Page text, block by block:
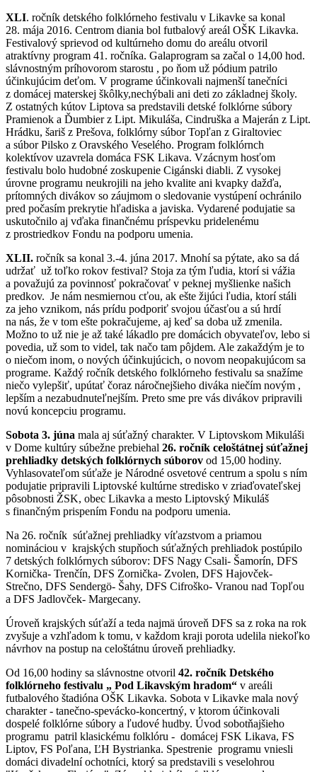
XLI. ročník detského folklórneho festivalu v Likavke sa konal
28. mája 2016. Centrom diania bol futbalový areál OŠK Likavka.
Festivalový sprievod od kultúrneho domu do areálu otvoril
atraktívny program 41. ročníka. Galaprogram sa začal o 14,00 hod.
slávnostným príhovorom starostu , po ňom už pódium patrilo
účinkujúcim deťom. V programe účinkovali najmenší tanečníci
z domácej materskej škôlky,nechýbali ani deti zo základnej školy.
Z ostatných kútov Liptova sa predstavili detské folklórne súbory
Pramienok a Ďumbier z Lipt. Mikuláša, Cindruška a Majerán z Lipt.
Hrádku, šariš z Prešova, folklórny súbor Topľan z Giraltoviec
a súbor Pilsko z Oravského Veselého. Program folklórnch
kolektívov uzavrela domáca FSK Likava. Vzácnym hosťom
festivalu bolo hudobné zoskupenie Cigánski diabli. Z vysokej
úrovne programu neukrojili na jeho kvalite ani kvapky dažďa,
prítomných divákov so záujmom o sledovanie vystúpení ochránilo
pred počasím prekrytie hľadiska a javiska. Vydarené podujatie sa
uskutočnilo aj vďaka finančnému príspevku pridelenému
z prostriedkov Fondu na podporu umenia.
XLII. ročník sa konal 3.-4. júna 2017. Mnohí sa pýtate, ako sa dá
udržať už toľko rokov festival? Stoja za tým ľudia, ktorí si vážia
a považujú za povinnosť pokračovať v peknej myšlienke našich
predkov. Je nám nesmiernou cťou, ak ešte žijúci ľudia, ktorí stáli
za jeho vznikom, nás prídu podporiť svojou účasťou a sú hrdí
na nás, že v tom ešte pokračujeme, aj keď sa doba už zmenila.
Možno to už nie je až také lákadlo pre domácich obyvateľov, lebo si
povedia, už som to videl, tak načo tam pôjdem. Ale zakaždým je to
o niečom inom, o nových účinkujúcich, o novom neopakujúcom sa
programe. Každý ročník detského folklórneho festivalu sa snažíme
niečo vylepšiť, upútať čoraz náročnejšieho diváka niečím novým ,
lepším a nezabudnuteľnejším. Preto sme pre vás divákov pripravili
novú koncepciu programu.
Sobota 3. júna mala aj súťažný charakter. V Liptovskom Mikuláši
v Dome kultúry súbežne prebiehal 26. ročník celoštátnej súťažnej
prehliadky detských folklórnych súborov od 15,00 hodiny.
Vyhlasovateľom súťaže je Národné osvetové centrum a spolu s ním
podujatie pripravili Liptovské kultúrne stredisko v zriaďovateľskej
pôsobnosti ŽSK, obec Likavka a mesto Liptovský Mikuláš
s finančným prispením Fondu na podporu umenia.
Na 26. ročník súťažnej prehliadky víťazstvom a priamou
nomináciou v krajských stupňoch súťažných prehliadok postúpilo
7 detských folklórnych súborov: DFS Nagy Csali- Šamorín, DFS
Kornička- Trenčín, DFS Zornička- Zvolen, DFS Hajovček-
Strečno, DFS Sendergö- Šahy, DFS Cifroško- Vranou nad Topľou
a DFS Jadlovček- Margecany.
Úroveň krajských súťaží a teda najmä úroveň DFS sa z roka na rok
zvyšuje a vzhľadom k tomu, v každom kraji porota udelila niekoľko
návrhov na postup na celoštátnu úroveň prehliadky.
Od 16,00 hodiny sa slávnostne otvoril 42. ročník Detského
folklórneho festivalu „ Pod Likavským hradom“ v areáli
futbalového štadióna OŠK Likavka. Sobota v Likavke mala nový
charakter - tanečno-spevácko-koncertný, v ktorom účinkovali
dospelé folklórne súbory a ľudové hudby. Úvod sobotňajšieho
programu patril klasickému folklóru - domácej FSK Likava, FS
Liptov, FS Poľana, ĽH Bystrianka. Spestrenie programu vniesli
domáci divadelní ochotníci, ktorý sa predstavili s veselohrou